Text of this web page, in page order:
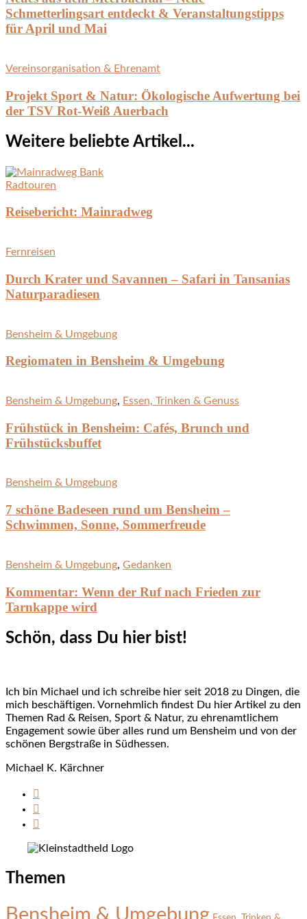
Schmetterlingsart entdeckt & Veranstaltungstipps
für April und Mai
Vereinsorganisation & Ehrenamt
Projekt Sport & Natur: Ökologische Aufwertung bei
der TSV Rot-Weiß Auerbach
Weitere beliebte Artikel...
Radtouren
Reisebericht: Mainradweg
Fernreisen
Durch Krater und Savannen – Safari in Tansanias
Naturparadiesen
Bensheim & Umgebung
Regiomaten in Bensheim & Umgebung
Bensheim & Umgebung, Essen, Trinken & Genuss
Frühstück in Bensheim: Cafés, Brunch und
Frühstücksbuffet
Bensheim & Umgebung
7 schöne Badeseen rund um Bensheim –
Schwimmen, Sonne, Sommerfreude
Bensheim & Umgebung, Gedanken
Kommentar: Wenn der Ruf nach Frieden zur
Tarnkappe wird
Schön, dass Du hier bist!
Ich bin Michael und ich schreibe hier seit 2018 zu Dingen, die
mich beschäftigen. Vornehmlich findest Du hier Artikel zu den
Themen Rad & Reisen, Sport & Natur, zu ehrenamtlichem
Engagement sowie über alles rund um Bensheim und von der
schönen Bergstraße in Südhessen.
Michael K. Kärchner
Themen